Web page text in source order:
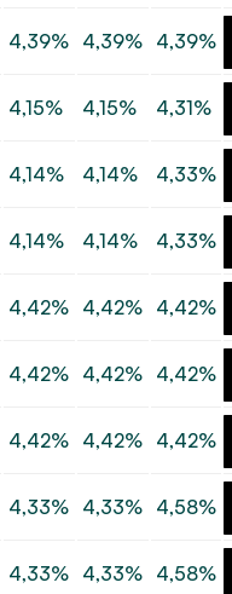
4,39% 4,39% 4,39%
4,15% 4,15% 4,31%
4,14% 4,14% 4,33%
4,14% 4,14% 4,33%
4,42% 4,42% 4,42%
4,42% 4,42% 4,42%
4,42% 4,42% 4,42%
4,33% 4,33% 4,58%
4,33% 4,33% 4,58%